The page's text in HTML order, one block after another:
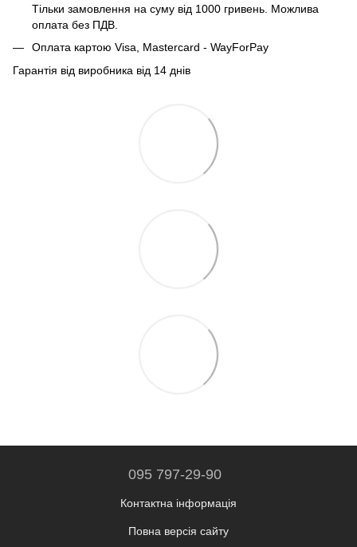
Тільки замовлення на суму від 1000 гривень. Можлива
оплата без ПДВ.
Оплата картою Visa, Mastercard - WayForPay
Гарантія від виробника від 14 днів
095 797-29-90
Контактна інформація
Повна версія сайту